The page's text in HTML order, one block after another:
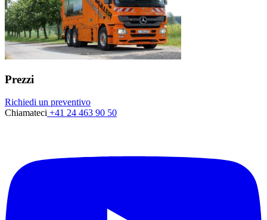
Prezzi
Richiedi un preventivo
Chiamateci +41 24 463 90 50